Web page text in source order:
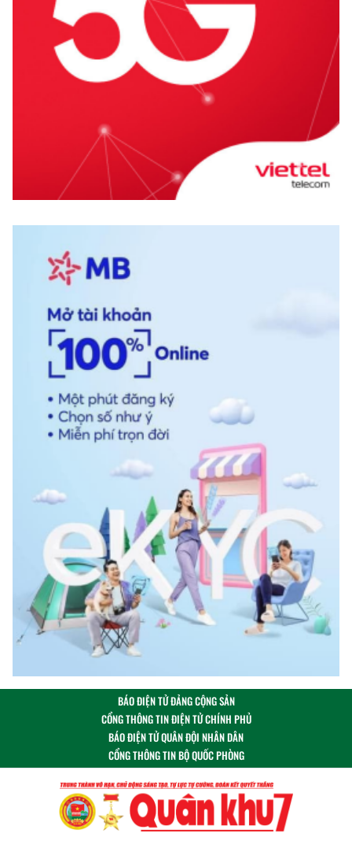
BÁO ĐIỆN TỬ ĐẢNG CỘNG SẢN
CỔNG THÔNG TIN ĐIỆN TỬ CHÍNH PHỦ
BÁO ĐIỆN TỬ QUÂN ĐỘI NHÂN DÂN
CỔNG THÔNG TIN BỘ QUỐC PHÒNG